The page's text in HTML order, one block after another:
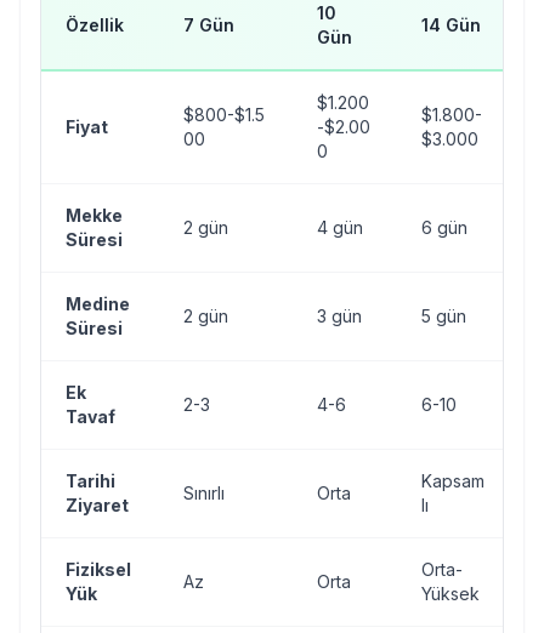
Özellik 7 Gün
10
Gün
14 Gün
Fiyat
$800-$1.5
00
$1.200
-$2.00
0
$1.800-
$3.000
Mekke
Süresi
2 gün 4 gün 6 gün
Medine
Süresi
2 gün 3 gün 5 gün
Ek
Tavaf
2-3 4-6 6-10
Tarihi
Ziyaret
Sınırlı Orta
Kapsam
lı
Fiziksel
Yük
Az Orta
Orta-
Yüksek